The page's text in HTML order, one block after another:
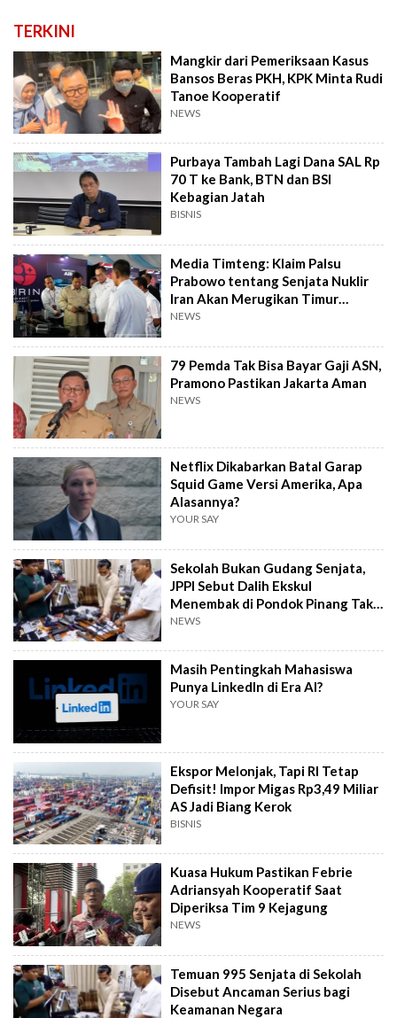
TERKINI
Mangkir dari Pemeriksaan Kasus
Bansos Beras PKH, KPK Minta Rudi
Tanoe Kooperatif
NEWS
Purbaya Tambah Lagi Dana SAL Rp
70 T ke Bank, BTN dan BSI
Kebagian Jatah
BISNIS
Media Timteng: Klaim Palsu
Prabowo tentang Senjata Nuklir
Iran Akan Merugikan Timur
Tengah
NEWS
79 Pemda Tak Bisa Bayar Gaji ASN,
Pramono Pastikan Jakarta Aman
NEWS
Netflix Dikabarkan Batal Garap
Squid Game Versi Amerika, Apa
Alasannya?
YOUR SAY
Sekolah Bukan Gudang Senjata,
JPPI Sebut Dalih Ekskul
Menembak di Pondok Pinang Tak
Masuk Akal
NEWS
Masih Pentingkah Mahasiswa
Punya LinkedIn di Era AI?
YOUR SAY
Ekspor Melonjak, Tapi RI Tetap
Defisit! Impor Migas Rp3,49 Miliar
AS Jadi Biang Kerok
BISNIS
Kuasa Hukum Pastikan Febrie
Adriansyah Kooperatif Saat
Diperiksa Tim 9 Kejagung
NEWS
Temuan 995 Senjata di Sekolah
Disebut Ancaman Serius bagi
Keamanan Negara